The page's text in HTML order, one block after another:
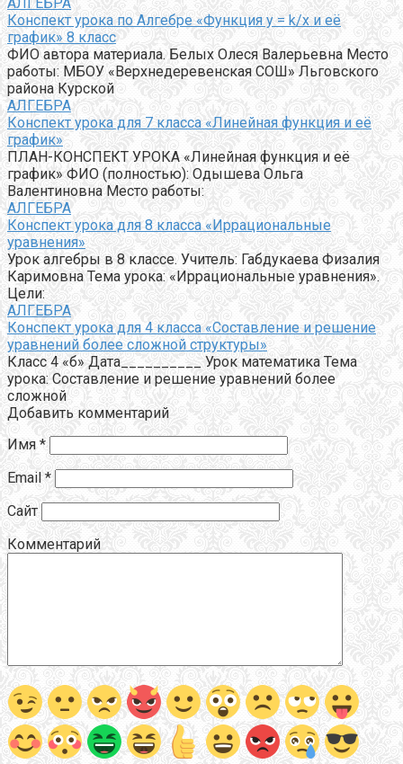
Конспект урока по Алгебре «Функция y = k/x и её
график» 8 класс
ФИО автора материала. Белых Олеся Валерьевна Место
работы: МБОУ «Верхнедеревенская СОШ» Льговского
района Курской
АЛГЕБРА
Конспект урока для 7 класса «Линейная функция и её
график»
ПЛАН-КОНСПЕКТ УРОКА «Линейная функция и её
график» ФИО (полностью): Одышева Ольга
Валентиновна Место работы:
АЛГЕБРА
Конспект урока для 8 класса «Иррациональные
уравнения»
Урок алгебры в 8 классе. Учитель: Габдукаева Физалия
Каримовна Тема урока: «Иррациональные уравнения».
Цели:
АЛГЕБРА
Конспект урока для 4 класса «Составление и решение
уравнений более сложной структуры»
Класс 4 «б» Дата__________ Урок математика Тема
урока: Составление и решение уравнений более
сложной
Добавить комментарий
Имя *
Email *
Сайт
Комментарий